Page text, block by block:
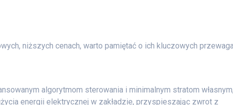
niższych cenach, warto pamiętać o ich kluczowych
algorytmom sterowania i minimalnym stratom własnym,
energii elektrycznej w zakładzie, przyspieszając zwrot z